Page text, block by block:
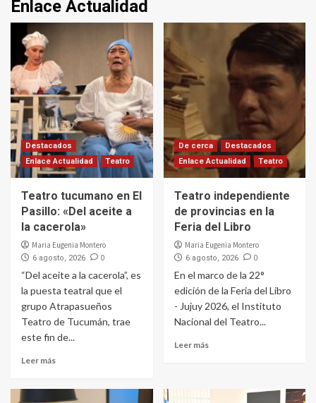
Enlace Actualidad
Destacados
Enlace Actualidad
Teatro
Teatro tucumano en El
Pasillo: «Del aceite a
la cacerola»
Maria Eugenia Montero
6 agosto, 2026 0
“Del aceite a la cacerola”, es
la puesta teatral que el
grupo Atrapasueños
Teatro de Tucumán, trae
este fin de...
Leer más
De cerca
Destacados
Enlace Actualidad
Teatro
Teatro independiente
de provincias en la
Feria del Libro
Maria Eugenia Montero
6 agosto, 2026 0
En el marco de la 22°
edición de la Feria del Libro
- Jujuy 2026, el Instituto
Nacional del Teatro...
Leer más